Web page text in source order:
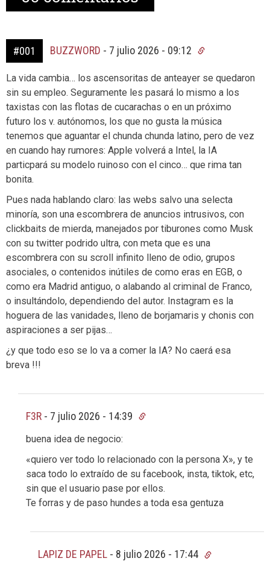
#001 BUZZWORD - 7 julio 2026 - 09:12
La vida cambia… los ascensoritas de anteayer se quedaron
sin su empleo. Seguramente les pasará lo mismo a los
taxistas con las flotas de cucarachas o en un próximo
futuro los v. autónomos, los que no gusta la música
tenemos que aguantar el chunda chunda latino, pero de vez
en cuando hay rumores: Apple volverá a Intel, la IA
particpará su modelo ruinoso con el cinco… que rima tan
bonita.
Pues nada hablando claro: las webs salvo una selecta
minoría, son una escombrera de anuncios intrusivos, con
clickbaits de mierda, manejados por tiburones como Musk
con su twitter podrido ultra, con meta que es una
escombrera con su scroll infinito lleno de odio, grupos
asociales, o contenidos inútiles de como eras en EGB, o
como era Madrid antiguo, o alabando al criminal de Franco,
o insultándolo, dependiendo del autor. Instagram es la
hoguera de las vanidades, lleno de borjamaris y chonis con
aspiraciones a ser pijas…
¿y que todo eso se lo va a comer la IA? No caerá esa
breva !!!
F3R - 7 julio 2026 - 14:39
buena idea de negocio:
«quiero ver todo lo relacionado con la persona X», y te
saca todo lo extraído de su facebook, insta, tiktok, etc,
sin que el usuario pase por ellos.
Te forras y de paso hundes a toda esa gentuza
LAPIZ DE PAPEL - 8 julio 2026 - 17:44